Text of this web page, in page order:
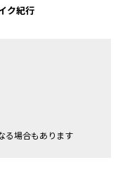
ク紀行
る場合もあります